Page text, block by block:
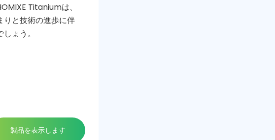
Titaniumは、
りと技術の進歩に伴
ょう。
製品を表示します